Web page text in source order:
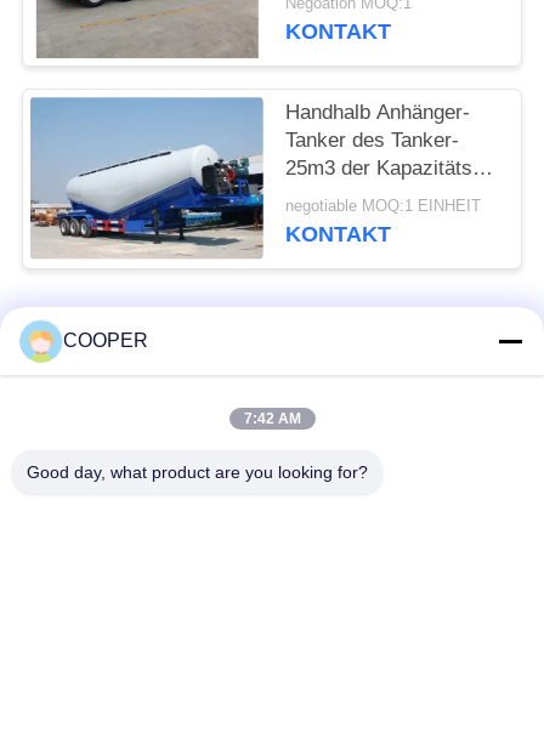
6axle
Negoation MOQ:1
KONTAKT
Handhalb Anhänger-
Tanker des Tanker-
25m3 der Kapazitäts-
zweite für Bau
negotiable MOQ:1 EINHEIT
KONTAKT
Beliebte Kategorien Alle
Bus
Benutzte Yutong-
COOPER
7:42 AM
Good day, what product are you looking for?